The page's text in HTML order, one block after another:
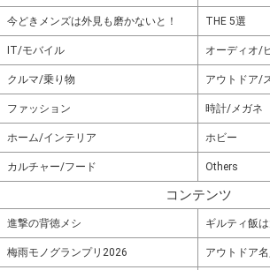
今どきメンズは外見も磨かないと！ THE 5選
IT/モバイル オーディオ/
クルマ/乗り物 アウトドア/
ファッション 時計/メガネ
ホーム/インテリア ホビー
カルチャー/フード Others
コンテンツ
進撃の背徳メシ ギルティ飯
梅雨モノグランプリ2026 アウトドア